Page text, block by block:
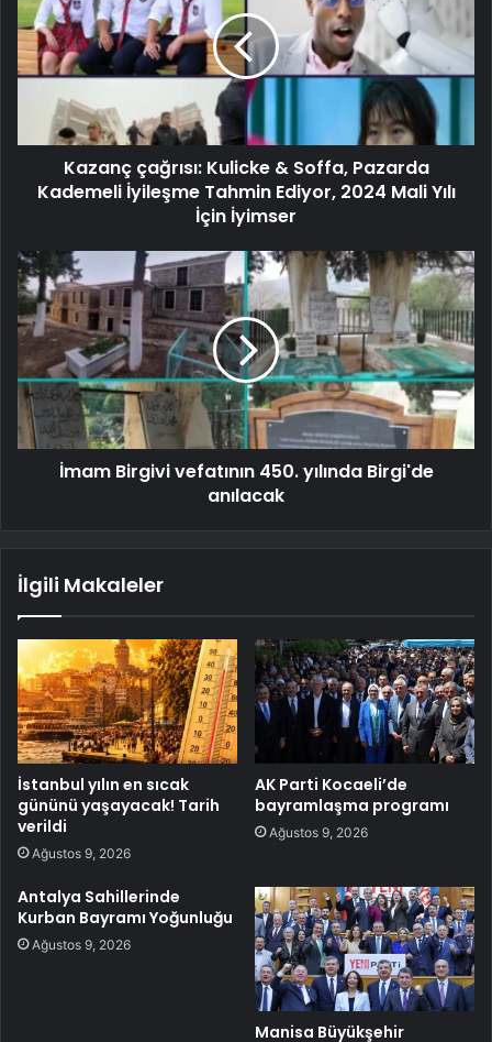
Kazanç çağrısı: Kulicke & Soffa, Pazarda
Kademeli İyileşme Tahmin Ediyor, 2024 Mali Yılı
İçin İyimser
İmam Birgivi vefatının 450. yılında Birgi'de
anılacak
İlgili Makaleler
İstanbul yılın en sıcak
gününü yaşayacak! Tarih
verildi
Ağustos 9, 2026
AK Parti Kocaeli’de
bayramlaşma programı
Ağustos 9, 2026
Antalya Sahillerinde
Kurban Bayramı Yoğunluğu
Ağustos 9, 2026
Manisa Büyükşehir